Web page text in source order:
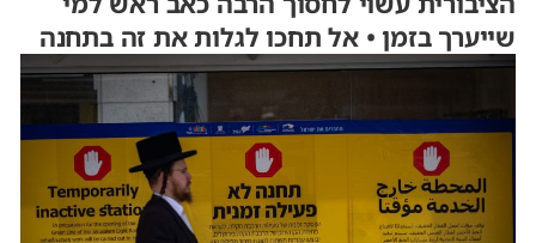
שייערך בזמן • אל תחכו לגלות את זה בתחנה